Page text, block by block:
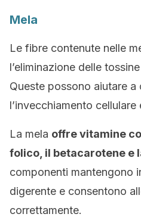
Mela
Le fibre contenute nelle
l’eliminazione delle
Queste possono aiutare
l’invecchiamento
La mela offre vitamine
folico, il betacarotene e
componenti mantengono
digerente e consentono
correttamente.